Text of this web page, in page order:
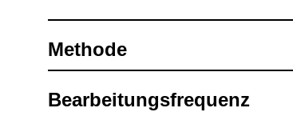
Methode
Bear­bei­tungs­fre­quenz